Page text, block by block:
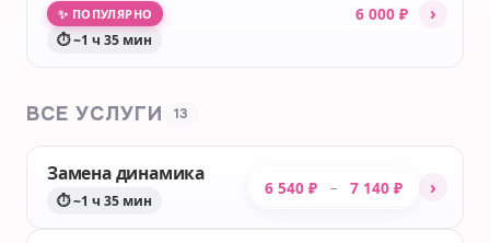
✨ ПОПУЛЯРНО
⏱ ~1 ч 35 мин
6 000 ₽ ›
ВСЕ УСЛУГИ 13
Замена динамика
⏱ ~1 ч 35 мин
6 540 ₽ – 7 140 ₽ ›